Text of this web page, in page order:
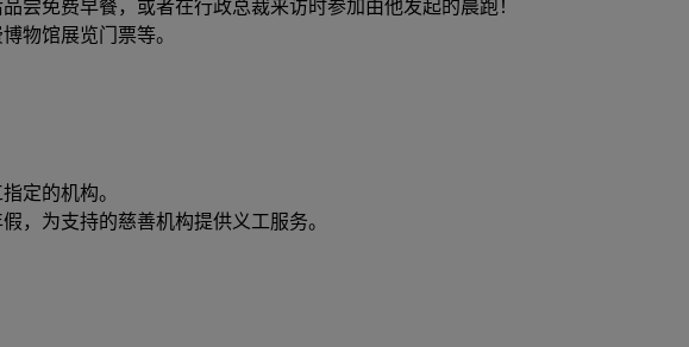
尝免费早餐，或者在行政总裁来访时参加由他发起的晨跑！
物馆展览门票等。
定的机构。
，为支持的慈善机构提供义工服务。